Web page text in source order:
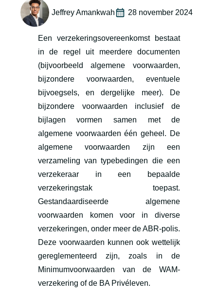
Jeffrey Amankwah 28 november 2024
Een verzekeringsovereenkomst bestaat
in de regel uit meerdere documenten
(bijvoorbeeld algemene voorwaarden,
bijzondere voorwaarden, eventuele
bijvoegsels, en dergelijke meer). De
bijzondere voorwaarden inclusief de
bijlagen vormen samen met de
algemene voorwaarden één geheel. De
algemene voorwaarden zijn een
verzameling van typebedingen die een
verzekeraar in een bepaalde
verzekeringstak toepast.
Gestandaardiseerde algemene
voorwaarden komen voor in diverse
verzekeringen, onder meer de ABR-polis.
Deze voorwaarden kunnen ook wettelijk
gereglementeerd zijn, zoals in de
Minimumvoorwaarden van de WAM-
verzekering of de BA Privéleven.